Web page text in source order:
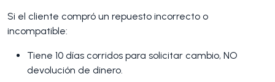
Si el cliente compró un repuesto incorrecto o
incompatible:
Tiene 10 días corridos para solicitar cambio, NO
devolución de dinero.